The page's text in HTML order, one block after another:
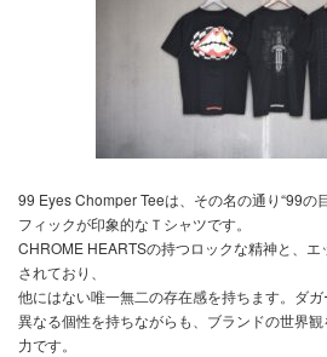
99 Eyes Chomper Teeは、その名の通り“99の
フィックが印象的なＴシャツです。
CHROME HEARTSの持つロックな精神と、
されており、
他にはない唯一無二の存在感を持ちます。ダ
異なる個性を持ちながらも、ブランドの世界
力です。